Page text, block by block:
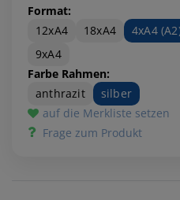
Format:
12xA4
18xA4 4xA4
9xA4
Farbe Rahmen:
anthrazit
silber
auf die Merkliste setzen
Frage zum Produkt